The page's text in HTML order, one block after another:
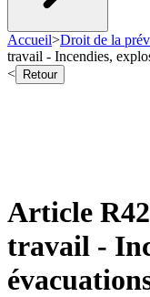
Accueil>Droit de la
travail - Incendies,
<
Retour
Article
travail -